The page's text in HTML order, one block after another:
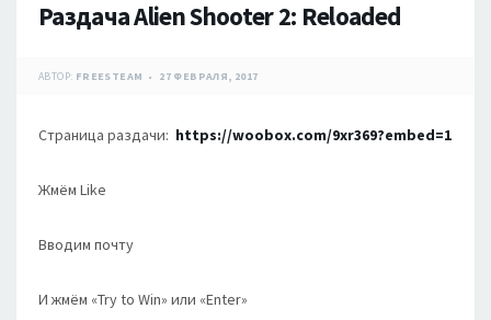
Раздача Alien Shooter 2: Reloaded
АВТОР: FREESTEAM 27 ФЕВРАЛЯ, 2017
Страница раздачи: https://woobox.com/9xr369?embed=1
Жмём Like
Вводим почту
И жмём «Try to Win» или «Enter»